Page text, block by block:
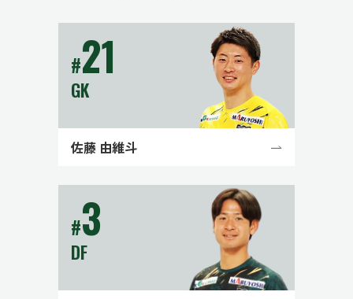
#21
GK
佐藤 由維斗
#3
DF